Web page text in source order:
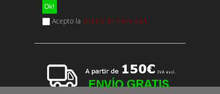
Acepto la política de privacidad